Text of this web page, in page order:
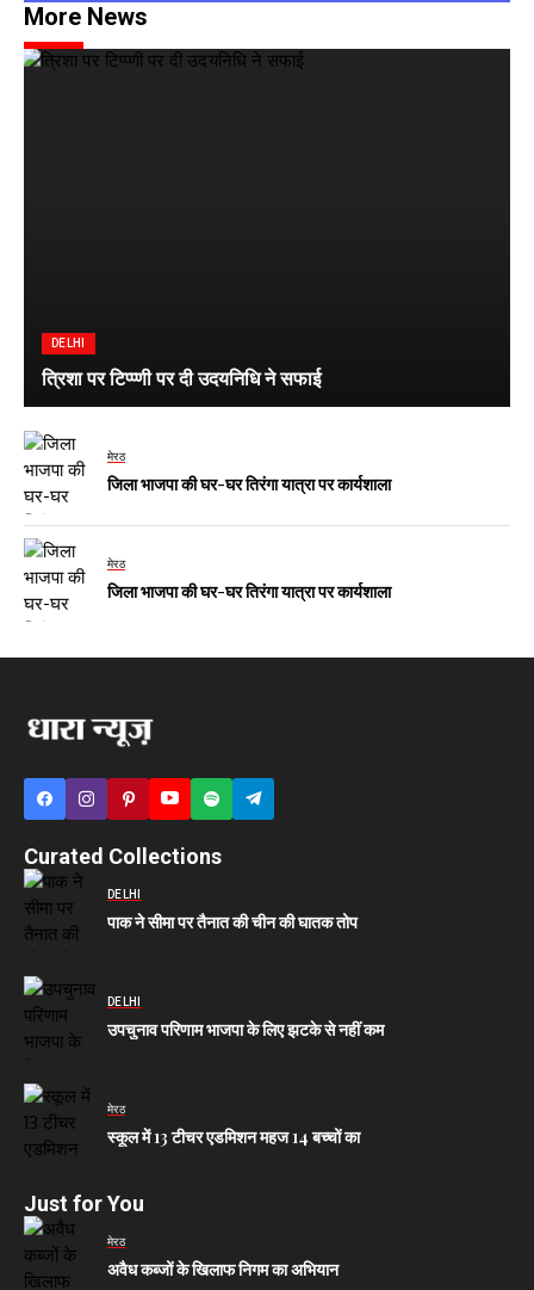
More News
DELHI
त्रिशा पर टिप्प्णी पर दी उदयनिधि ने सफाई
मेरठ
जिला भाजपा की घर-घर तिरंगा यात्रा पर कार्यशाला
मेरठ
जिला भाजपा की घर-घर तिरंगा यात्रा पर कार्यशाला
Curated Collections
DELHI
पाक ने सीमा पर तैनात की चीन की घातक तोप
DELHI
उपचुनाव परिणाम भाजपा के लिए झटके से नहीं कम
मेरठ
स्कूल में 13 टीचर एडमिशन महज 14 बच्चों का
Just for You
मेरठ
अवैध कब्जों के खिलाफ निगम का अभियान